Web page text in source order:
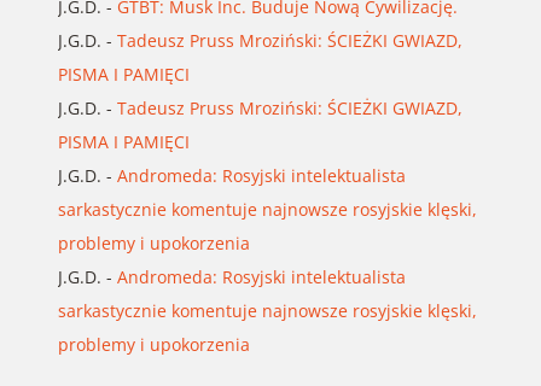
J.G.D. - GTBT: Musk Inc. Buduje Nową Cywilizację.
J.G.D. - Tadeusz Pruss Mroziński: ŚCIEŻKI GWIAZD,
PISMA I PAMIĘCI
J.G.D. - Tadeusz Pruss Mroziński: ŚCIEŻKI GWIAZD,
PISMA I PAMIĘCI
J.G.D. - Andromeda: Rosyjski intelektualista
sarkastycznie komentuje najnowsze rosyjskie klęski,
problemy i upokorzenia
J.G.D. - Andromeda: Rosyjski intelektualista
sarkastycznie komentuje najnowsze rosyjskie klęski,
problemy i upokorzenia